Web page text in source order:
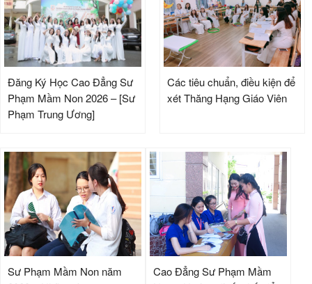
Đăng Ký Học Cao Đẳng Sư
Phạm Mầm Non 2026 – [Sư
Phạm Trung Ương]
Các tiêu chuẩn, điều kiện để
xét Thăng Hạng Giáo Viên
Sư Phạm Mầm Non năm
Cao Đẳng Sư Phạm Mầm